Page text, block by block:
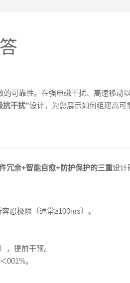
可靠性。在强电磁干扰、高速移动
抗干扰”设计，为您展示如何组建高可
冗余+智能自愈+防护保护的三重设计
忍极限（通常≥100ms）。
，提前干预。
001%。